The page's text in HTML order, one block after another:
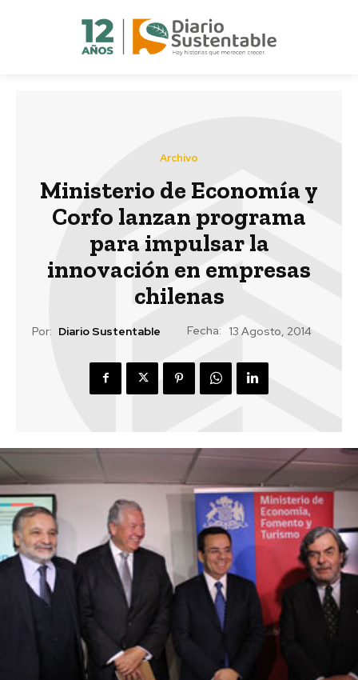
Archivo
Ministerio de Economía y
Corfo lanzan programa
para impulsar la
innovación en empresas
chilenas
Por: Diario Sustentable Fecha: 13 Agosto, 2014